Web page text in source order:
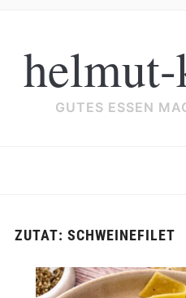
GUTES ESSEN
ZUTAT: SCHWEINEFILET